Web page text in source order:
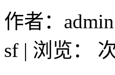
作者：
sf | 浏览：